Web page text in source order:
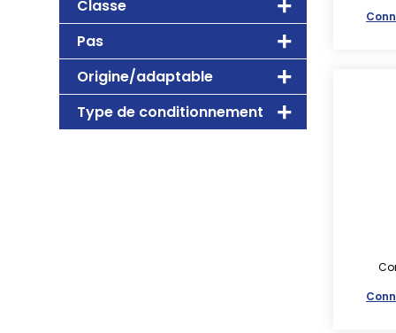
Classe
Pas
Origine/adaptable
Type de conditionnement